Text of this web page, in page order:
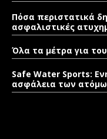
Πόσα περιστατικά
ασφαλιστικές
Όλα τα μέτρα για
Safe Water Sports:
ασφάλεια των